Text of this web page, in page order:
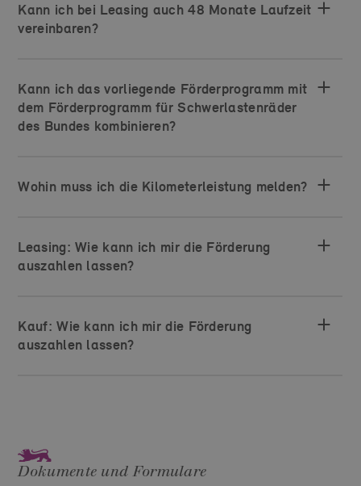
Kann ich bei Leasing auch 48 Monate Laufzeit
vereinbaren?
Kann ich das vorliegende Förderprogramm mit
dem Förderprogramm für Schwerlastenräder
des Bundes kombinieren?
Wohin muss ich die Kilometerleistung melden?
Leasing: Wie kann ich mir die Förderung
auszahlen lassen?
Kauf: Wie kann ich mir die Förderung
auszahlen lassen?
Dokumente und Formulare